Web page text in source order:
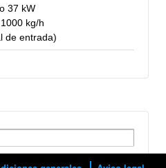
37 kW
kg/h
de entrada)